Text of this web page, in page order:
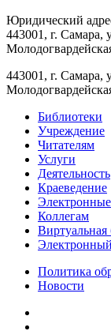
Юридический
443001, г. Самара,
443001, г. Самара,
Библиотеки
Учреждение
Читателям
Услуги
Деятельность
Краеведение
Коллегам
Виртуальная
Политика
Новости